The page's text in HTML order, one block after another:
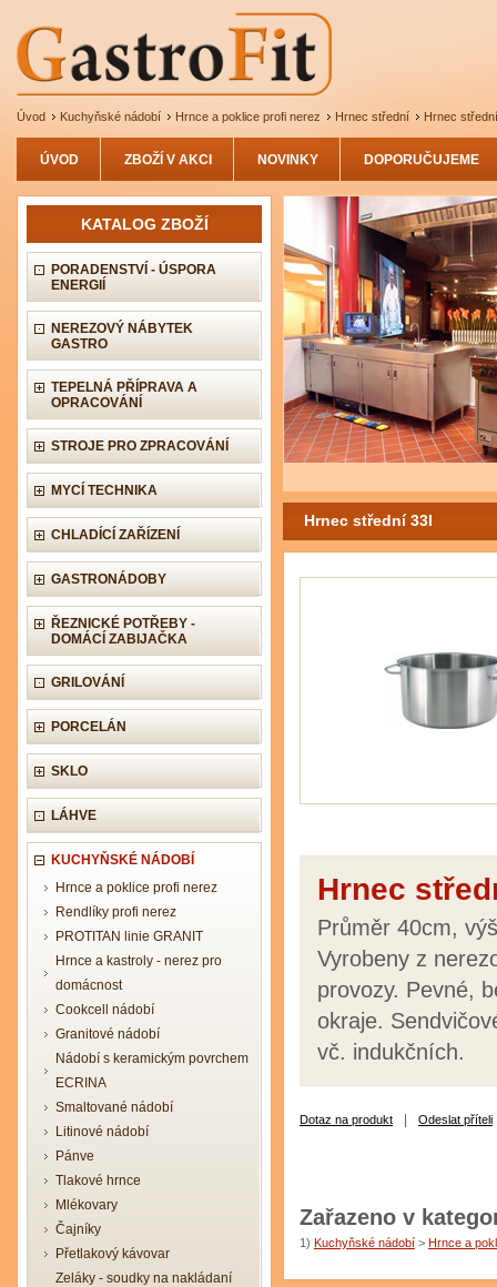
Úvod Kuchyňské nádobí Hrnce a poklice profi nerez Hrnec střední Hrnec
ÚVOD ZBOŽÍ V AKCI NOVINKY DOPORUČUJEME
KATALOG ZBOŽÍ
PORADENSTVÍ - ÚSPORA
ENERGIÍ
NEREZOVÝ NÁBYTEK
GASTRO
TEPELNÁ PŘÍPRAVA A
OPRACOVÁNÍ
STROJE PRO ZPRACOVÁNÍ
MYCÍ TECHNIKA
CHLADÍCÍ ZAŘÍZENÍ
GASTRONÁDOBY
ŘEZNICKÉ POTŘEBY -
DOMÁCÍ ZABIJAČKA
GRILOVÁNÍ
PORCELÁN
SKLO
LÁHVE
KUCHYŇSKÉ NÁDOBÍ
Hrnce a poklice profi nerez
Rendlíky profi nerez
PROTITAN linie GRANIT
Hrnce a kastroly - nerez pro
domácnost
Cookcell nádobí
Granitové nádobí
Nádobí s keramickým povrchem
ECRINA
Smaltované nádobí
Litinové nádobí
Pánve
Tlakové hrnce
Mlékovary
Čajníky
Přetlakový kávovar
Zeláky - soudky na nakládaní
Hrnec střední 33l
Hrnec
Průměr 40cm,
Vyrobeny z
provozy. Pevné,
okraje.
vč. indukčních.
Dotaz na produkt Odeslat příteli
Zařazeno v
1) Kuchyňské nádobí > Hrnce a